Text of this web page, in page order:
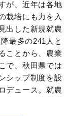
が、近年は各地
栽培にも力を入
出した新規就農
最多の241人と
ことから、農業
で、秋田県では
シップ制度を設
デュース。就農